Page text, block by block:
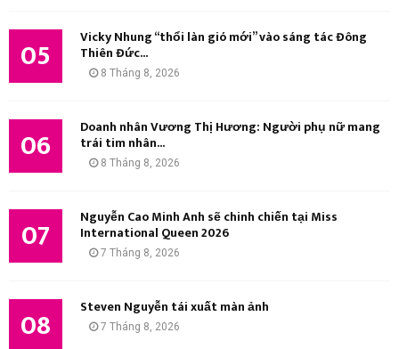
05 Vicky Nhung “thổi làn gió mới” vào sáng tác Đông
Thiên Đức...
8 Tháng 8, 2026
06 Doanh nhân Vương Thị Hương: Người phụ nữ mang
trái tim nhân...
8 Tháng 8, 2026
07 Nguyễn Cao Minh Anh sẽ chinh chiến tại Miss
International Queen 2026
7 Tháng 8, 2026
08 Steven Nguyễn tái xuất màn ảnh
7 Tháng 8, 2026